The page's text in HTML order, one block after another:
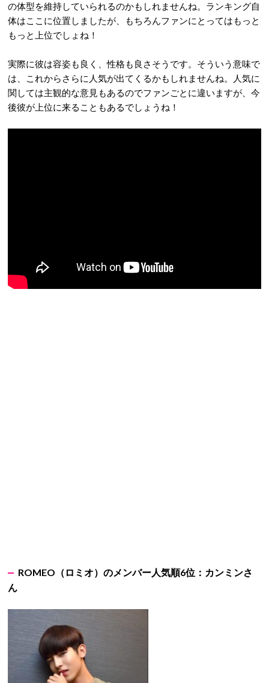
の体型を維持していられるのかもしれませんね。ランキング自
体はここに位置しましたが、もちろんファンにとってはもっと
もっと上位でしょね！
実際に彼は容姿も良く、性格も良さそうです。そういう意味で
は、これからさらに人気が出てくるかもしれませんね。人気に
関しては主観的な意見もあるのでファンごとに違いますが、今
後彼が上位に来ることもあるでしょうね！
ROMEO （ロミオ）のメンバー人気順6位：カンミンさ
ん